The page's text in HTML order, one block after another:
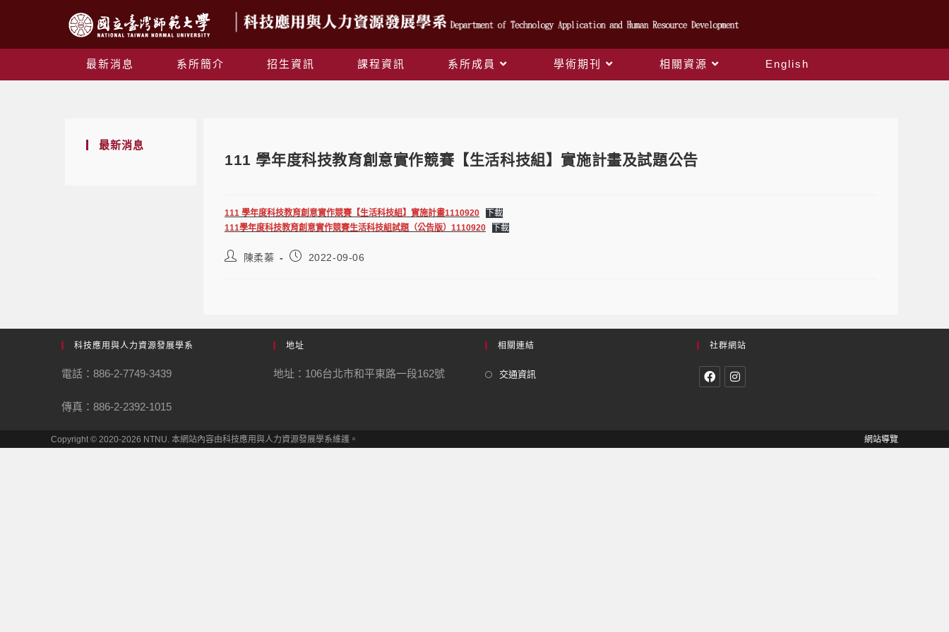
最新消息 系所簡介 招生資訊 課程資訊 系所成員 學術期刊 相關資源 English
最新消息
111 學年度科技教育創意實作競賽【生活科技組】實施計畫及試題公告
111 學年度科技教育創意實作競賽【生活科技組】實施計畫1110920
下載
111學年度科技教育創意實作競賽生活科技組試題（公告版）1110920
下載
陳柔蓁 2022-09-06
科技應用與人力資源發展學系
電話：886-2-7749-3439
傳真：886-2-2392-1015
地址
地址：106台北市和平東路一段162號
相關連結
交通資訊
社群網站
網站導覽
Copyright © 2020-2026 NTNU. 本網站內容由科技應用與人力資源發展學系維護。